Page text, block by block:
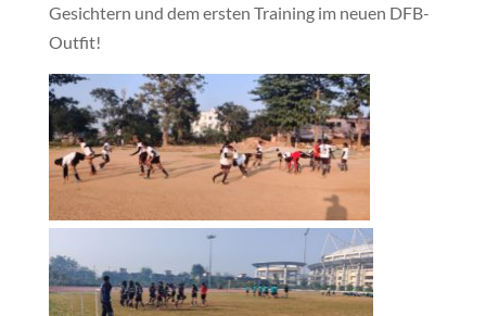
Gesichtern und dem ersten Training im neuen DFB-
Outfit!